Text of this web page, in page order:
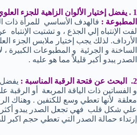
1 . يفضل إختيار الألوان الزاهية للجزء
المطبوعة : فالهدف الأساسي للمرأة ذات
لفت الإنتباه إلي الجذع ، و تشتيت الإنتباه
الأرداف. لذلك يجب إختيار ملابس الجزء
الساخنة و الجرئية و المطبوعات الكبيرة ،
الصدر يبدو أكبر قليلاً مما هو عليه .
2. البحث عن فتحة الرقبة المناسبة :
و الفساتين ذات الياقة المربعة أو
معلقة لأنها تعطي وسع للكتفين . وهناك
علي شكل قلب فهي تجعل الصدر يبدو أكثر
إرتداء حمالة الصدر التي تعطي حجم اكبر